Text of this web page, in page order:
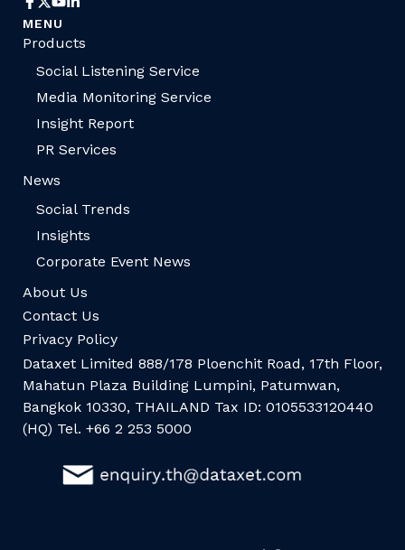
MENU
Products
Social Listening Service
Media Monitoring Service
Insight Report
PR Services
News
Social Trends
Insights
Corporate Event News
About Us
Contact Us
Privacy Policy
Dataxet Limited 888/178 Ploenchit Road, 17th Floor,
Mahatun Plaza Building Lumpini, Patumwan,
Bangkok 10330, THAILAND Tax ID: 0105533120440
(HQ) Tel. +66 2 253 5000